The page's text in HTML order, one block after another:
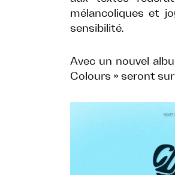
mélancoliques et
sensibilité.
Avec un nouvel
Colours » seront